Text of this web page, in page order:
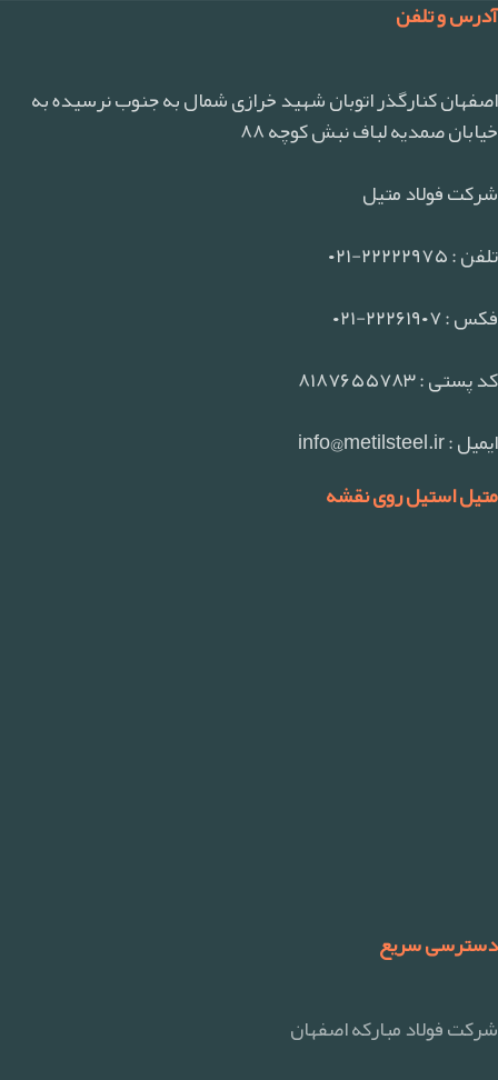
آدرس و تلفن
اصفهان کنارگذر اتوبان شهید خرازی شمال به جنوب نرسیده به
خیابان صمدیه لباف نبش کوچه ۸۸
شرکت فولاد متیل
تلفن : ۲۲۲۲۲۹۷۵-۰۲۱
فکس : ۲۲۲۶۱۹۰۷-۰۲۱
کد پستی : ۸۱۸۷۶۵۵۷۸۳
ایمیل : info@metilsteel.ir
متیل استیل روی نقشه
دسترسی سریع
شرکت فولاد مبارکه اصفهان